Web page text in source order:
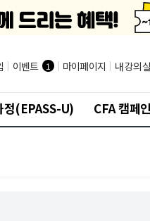
| 이벤트 1 | 마이페이지 | 내 강의실
정(EPASS-U) CFA 캠페인